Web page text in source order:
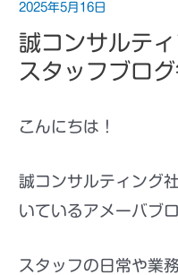
2025年5月16日
誠コンサルテ
スタッフブロ
こんにちは！
誠コンサルティング
いているアメーバブ
スタッフの日常や業